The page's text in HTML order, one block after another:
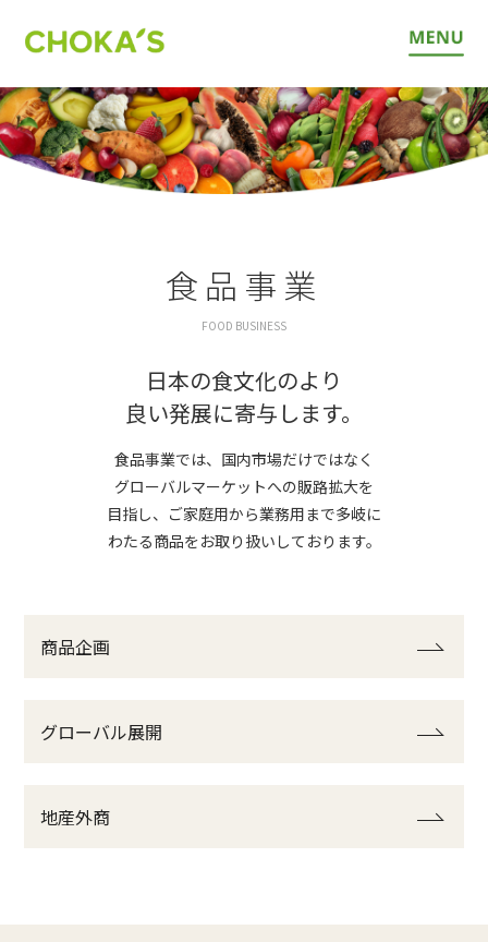
食品事業
FOOD BUSINESS
日本の食文化のより
良い発展に寄与します。
食品事業では、国内市場だけではなく
グローバルマーケットへの販路拡大を
目指し、ご家庭用から業務用まで多岐に
わたる商品をお取り扱いしております。
商品企画
グローバル展開
地産外商